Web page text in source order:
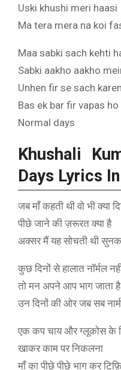
Uski khushi meri haasi
Ma tera mera na koi
Maa sabki sach kehti
Sabki aakho aakho
Unhen fir se sach
Bas ek bar fir vapas
Normal days
Khushali
Days Lyrics
जब माँ कहती थी वो भी क्या
पीछे जाने की ज़रूरत क्या है
अक्सर मैं यह सोचती थी
कुछ दिनों से हालात नॉर्मल
तो मन अपने आप भाग जाता है
उन दिनों की ओर जब सब
एक कप चाय और ग्लूकोस के
खाकर काम पर निकलना
माँ का पीछे पीछे भाग कर